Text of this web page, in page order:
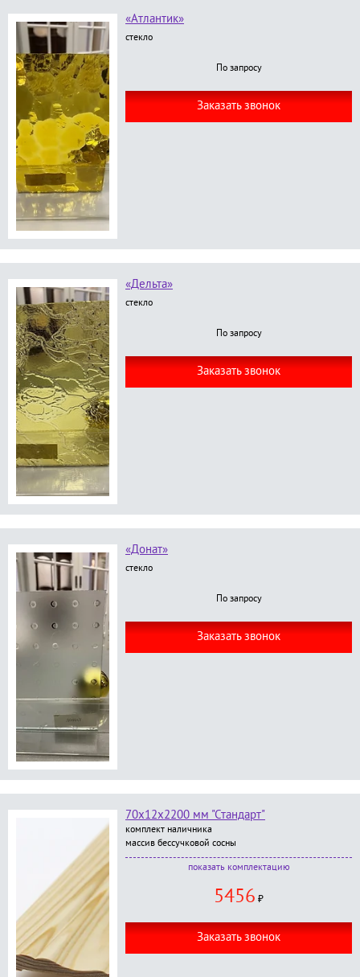
«Атлантик»
стекло
По запросу
Заказать звонок
«Дельта»
стекло
По запросу
Заказать звонок
«Донат»
стекло
По запросу
Заказать звонок
70х12х2200 мм "Стандарт"
комплект наличника
массив бессучковой сосны
В комплект входит:
Стандарт;
комплектацию
5456 ₽
Заказать звонок